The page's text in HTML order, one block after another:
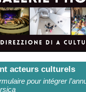
acteurs culturels
pour intégrer